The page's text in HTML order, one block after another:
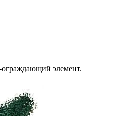
ограждающий элемент.